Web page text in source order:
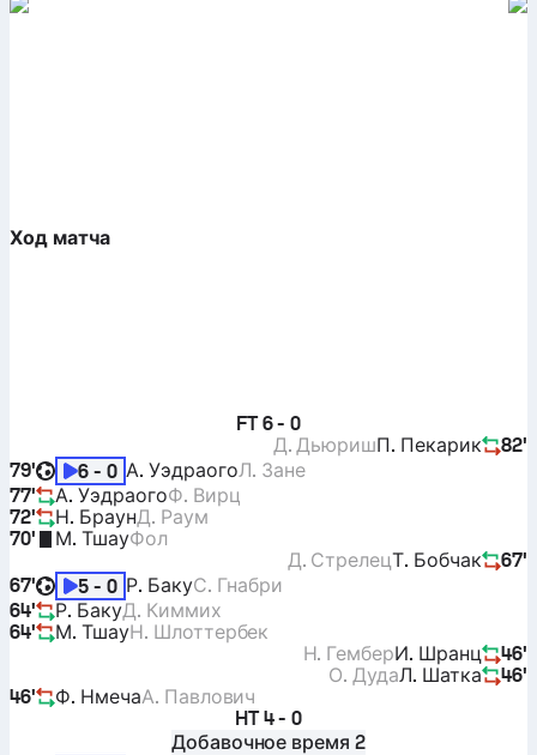
Ход матча
FT 6 - 0
82'
П. Пекарик
Д. Дьюриш
79'
6 - 0 А. УэдраогоЛ. Зане
77'
А. УэдраогоФ. Вирц
72'
Н. БраунД. Раум
70'
М. ТшауФол
67'
Т. Бобчак
Д. Стрелец
67'
5 - 0 Р. БакуС. Гнабри
64'
Р. БакуД. Киммих
64'
М. ТшауН. Шлоттербек
46'
И. Шранц
Н. Гембер
46'
Л. Шатка
О. Дуда
46'
Ф. НмечаА. Павлович
HT 4 - 0
Добавочное время 2